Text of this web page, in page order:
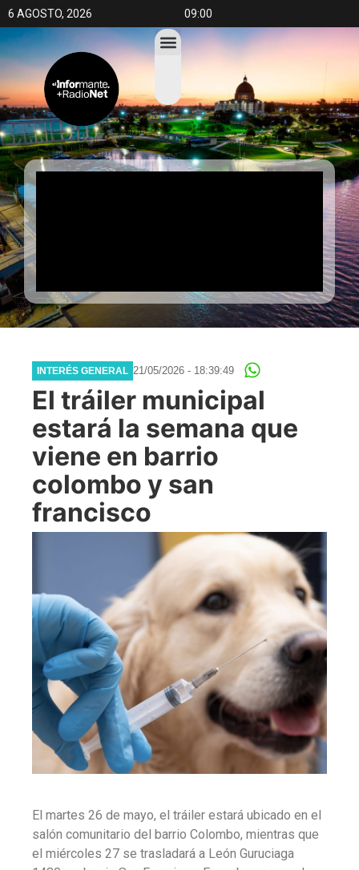
6 AGOSTO, 2026 09:00
INTERÉS GENERAL 21/05/2026 - 18:39:49
El tráiler municipal
estará la semana que
viene en barrio
colombo y san
francisco
El martes 26 de mayo, el tráiler estará ubicado en el
salón comunitario del barrio Colombo, mientras que
el miércoles 27 se trasladará a León Guruciaga